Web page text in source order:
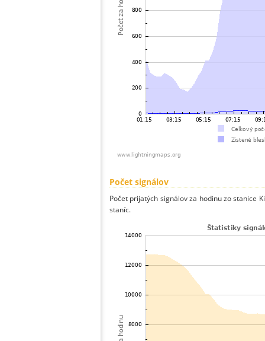
Počet signálov
Počet prijatých signálov za hodinu zo stanice
staníc.